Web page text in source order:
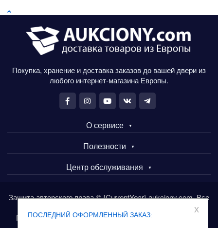
ПОСЛЕДНИЙ ОФОРМЛЕННЫЙ ЗАКАЗ:
x
Покупка, хранение и доставка заказов до вашей двери из
любого интернет-магазина Европы.
О сервисе
Полезности
Центр обслуживания
Защита авторского права © {CurrentYear} aukciony.com. Все
Покупайте товары в Европе через сервис aukciony.com